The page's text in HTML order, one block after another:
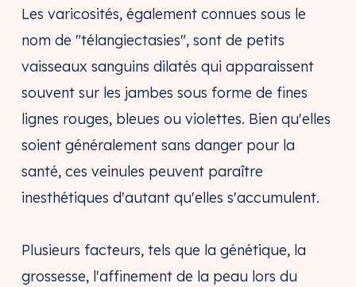
Les varicosités, également connues sous le
nom de "télangiectasies", sont de petits
vaisseaux sanguins dilatés qui apparaissent
souvent sur les jambes sous forme de fines
lignes rouges, bleues ou violettes. Bien qu'elles
soient généralement sans danger pour la
santé, ces veinules peuvent paraître
inesthétiques d'autant qu'elles s'accumulent.
Plusieurs facteurs, tels que la génétique, la
grossesse, l'affinement de la peau lors du